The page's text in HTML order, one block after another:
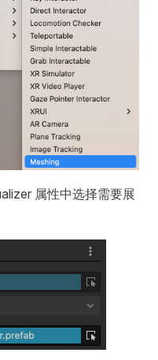
属性中选择需要展